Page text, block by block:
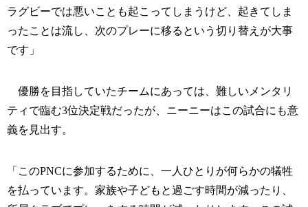
ラグビーでは悪いことも起こってしまうけど、起きてしま
ったことは流し、次のプレーに移るという切り替えが大事
です」
優勝を目指していたチームにあっては、難しいメンタリ
ティで臨む3位決定戦だったが、ニーニーはこの試合にも意
義を見出す。
「このPNCに参加するために、一人ひとりが何らかの犠牲
を払っています。家族や子どもと過ごす時間が減ったり、